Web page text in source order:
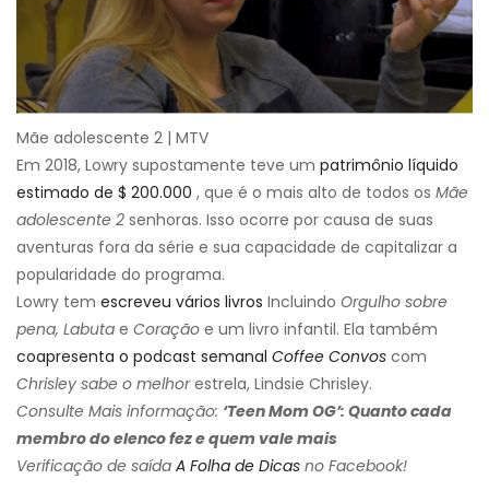
Mãe adolescente 2 | MTV
Em 2018, Lowry supostamente teve um patrimônio líquido
estimado de $ 200.000 , que é o mais alto de todos os Mãe
adolescente 2 senhoras. Isso ocorre por causa de suas
aventuras fora da série e sua capacidade de capitalizar a
popularidade do programa.
Lowry tem escreveu vários livros Incluindo Orgulho sobre
pena, Labuta e Coração e um livro infantil. Ela também
coapresenta o podcast semanal Coffee Convos com
Chrisley sabe o melhorestrela, Lindsie Chrisley.
Consulte Mais informação: ‘Teen Mom OG’: Quanto cada
membro do elenco fez e quem vale mais
Verificação de saída A Folha de Dicas no Facebook!